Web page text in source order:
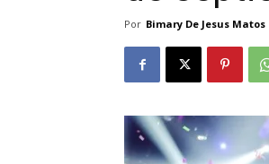
Por Bimary De Jesus Matos